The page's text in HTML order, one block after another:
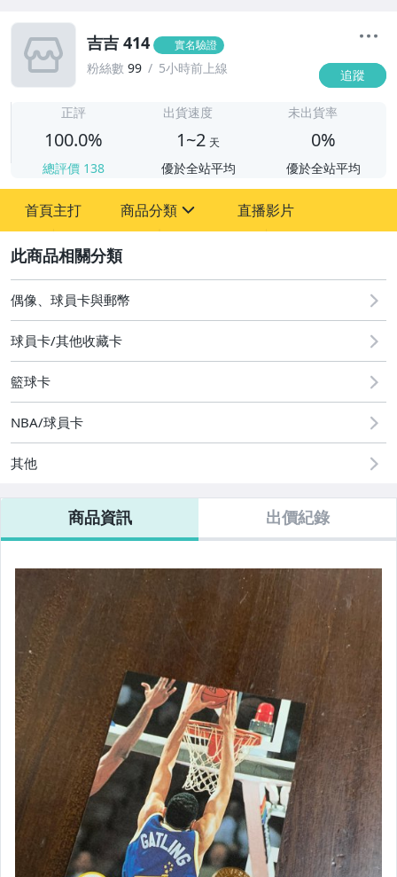
吉吉 414 實名驗證
粉絲數 99 5小時前上線 追蹤
正評
100.0%
總評價 138
出貨速度
1~2 天
優於全站平均
未出貨率
0%
優於全站平均
首頁主打 商品分類
偶像、球員卡與郵幣
直播影片
偶像、球員卡與郵幣
球員卡/其他收藏卡
籃球卡
NBA/球員卡
其他
商品資訊 出價紀錄